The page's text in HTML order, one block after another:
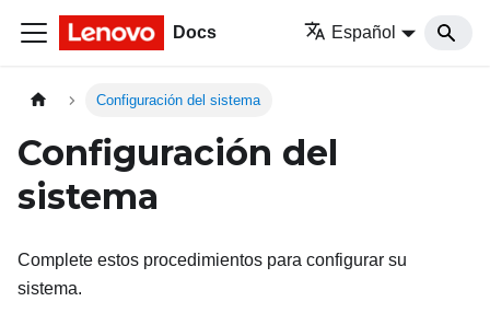
Docs Español
Configuración del sistema
Configuración del
sistema
Complete estos procedimientos para configurar su
sistema.